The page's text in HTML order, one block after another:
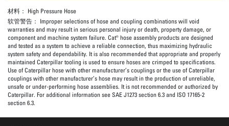
材料： High Pressure Hose
软管警告： Improper selections of hose and coupling combinations will void
warranties and may result in serious personal injury or death, property damage, or
component and machine system failure. Cat® hose assembly products are designed
and tested as a system to achieve a reliable connection, thus maximizing hydraulic
system safety and dependability. It is also recommended that appropriate and properly
maintained Caterpillar tooling is used to ensure hoses are crimped to specifications.
Use of Caterpillar hose with other manufacturer’s couplings or the use of Caterpillar
couplings with other manufacturer’s hose may result in the production of unreliable,
unsafe or under-performing hose assemblies. It is not recommended or authorized by
Caterpillar. For additional information see SAE J1273 section 6.3 and ISO 17165-2
section 6.3.